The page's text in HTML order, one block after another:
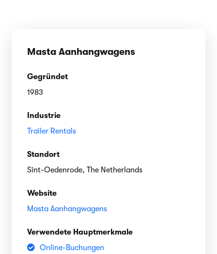
Masta Aanhangwagens
Gegründet
1983
Industrie
Trailer Rentals
Standort
Sint-Oedenrode, The Netherlands
Website
Masta Aanhangwagens
Verwendete Hauptmerkmale
Online-Buchungen